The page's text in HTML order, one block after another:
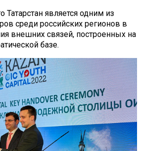
Татарстан является одним из
среди российских регионов в
внешних связей, построенных на
базе.